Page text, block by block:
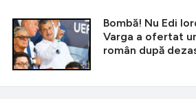
Bombă! Nu Edi
Varga a ofertat
român după